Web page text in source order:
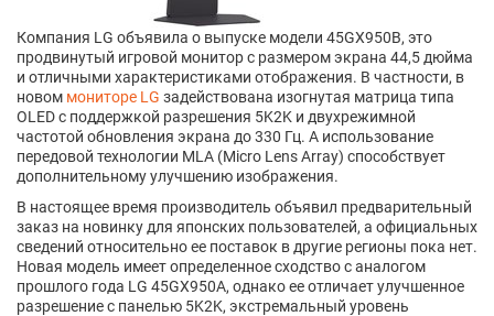
Компания LG объявила о выпуске модели 45GX950B, это
продвинутый игровой монитор с размером экрана 44,5 дюйма
и отличными характеристиками отображения. В частности, в
новом мониторе LG задействована изогнутая матрица типа
OLED с поддержкой разрешения 5K2K и двухрежимной
частотой обновления экрана до 330 Гц. А использование
передовой технологии MLA (Micro Lens Array) способствует
дополнительному улучшению изображения.
В настоящее время производитель объявил предварительный
заказ на новинку для японских пользователей, а официальных
сведений относительно ее поставок в другие регионы пока нет.
Новая модель имеет определенное сходство с аналогом
прошлого года LG 45GX950A, однако ее отличает улучшенное
разрешение с панелью 5K2K, экстремальный уровень